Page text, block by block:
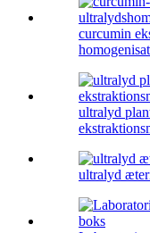
curcumin
ultralyd
ultralyd